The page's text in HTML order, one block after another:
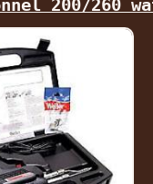
200/260